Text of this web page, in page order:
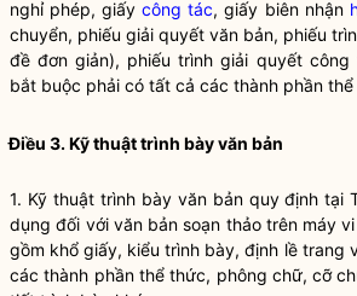
nghỉ phép, giấycông tác, giấy biên nhận
chuyển, phiếu giải quyết văn bản, phiếu
đề đơn giản), phiếu trình giải quyết
bắt buộc phải có tất cả các thành phần
Điều 3. Kỹ thuật trình bày văn bản
1. Kỹ thuật trình bày văn bản quy định tại
dụng đối với văn bản soạn thảo trên máy
gồm khổ giấy, kiểu trình bày, định lề trang
các thành phần thể thức, phông chữ, cỡ